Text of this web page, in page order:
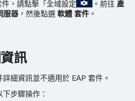
，請點擊「全域設定 。前往 產
服器 ，然後點選軟體 套件 。
訊
細資訊並不適用於 EAP 套件。
步驟操作：